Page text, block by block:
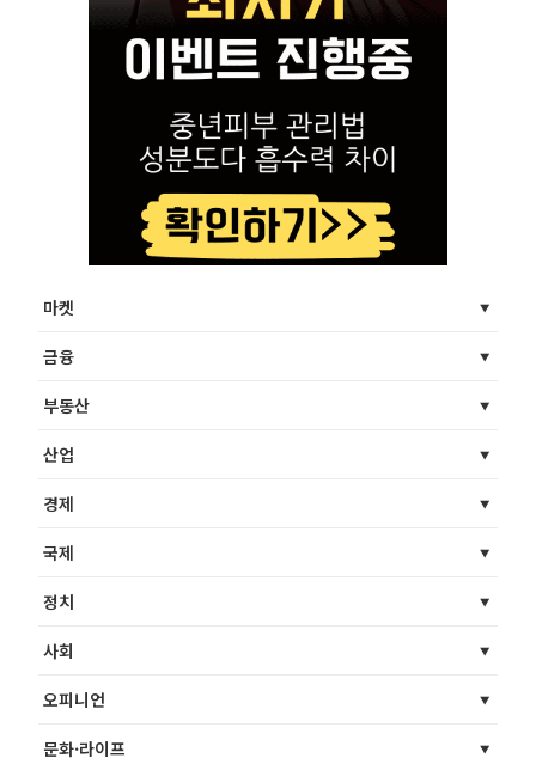
마켓
금융
부동산
산업
경제
국제
정치
사회
오피니언
문화·라이프